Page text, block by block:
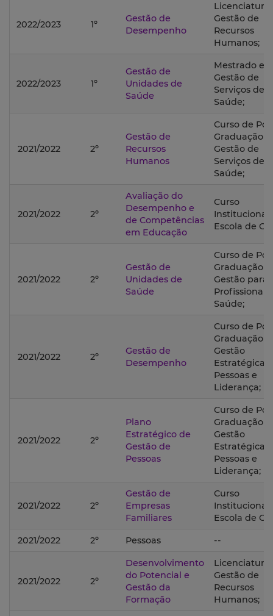
2022/2023 1º
Gestão de
Desempenho
Licenciatura
Gestão de
Recursos
Humanos;
2022/2023 1º
Gestão de
Unidades de
Saúde
Mestrado em
Gestão de
Serviços de
Saúde;
2021/2022 2º
Gestão de
Recursos
Humanos
Curso de Pós
Graduação
Gestão de
Serviços de
Saúde;
2021/2022 2º
Avaliação do
Desempenho e
de Competências
em Educação
Curso
Institucional
Escola de
2021/2022 2º
Gestão de
Unidades de
Saúde
Curso de Pós
Graduação
Gestão para
Profissionais
Saúde;
2021/2022 2º
Gestão de
Desempenho
Curso de Pós
Graduação
Gestão
Estratégica
Pessoas e
Liderança;
2021/2022 2º
Plano
Estratégico de
Gestão de
Pessoas
Curso de Pós
Graduação
Gestão
Estratégica
Pessoas e
Liderança;
2021/2022 2º
Gestão de
Empresas
Familiares
Curso
Institucional
Escola de
2021/2022 2º Pessoas --
2021/2022 2º
Desenvolvimento
do Potencial e
Gestão da
Formação
Licenciatura
Gestão de
Recursos
Humanos;